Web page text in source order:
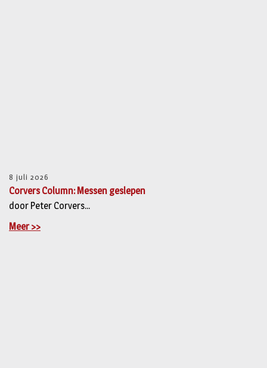
8 juli 2026
Corvers Column: Messen geslepen
door Peter Corvers...
Meer >>